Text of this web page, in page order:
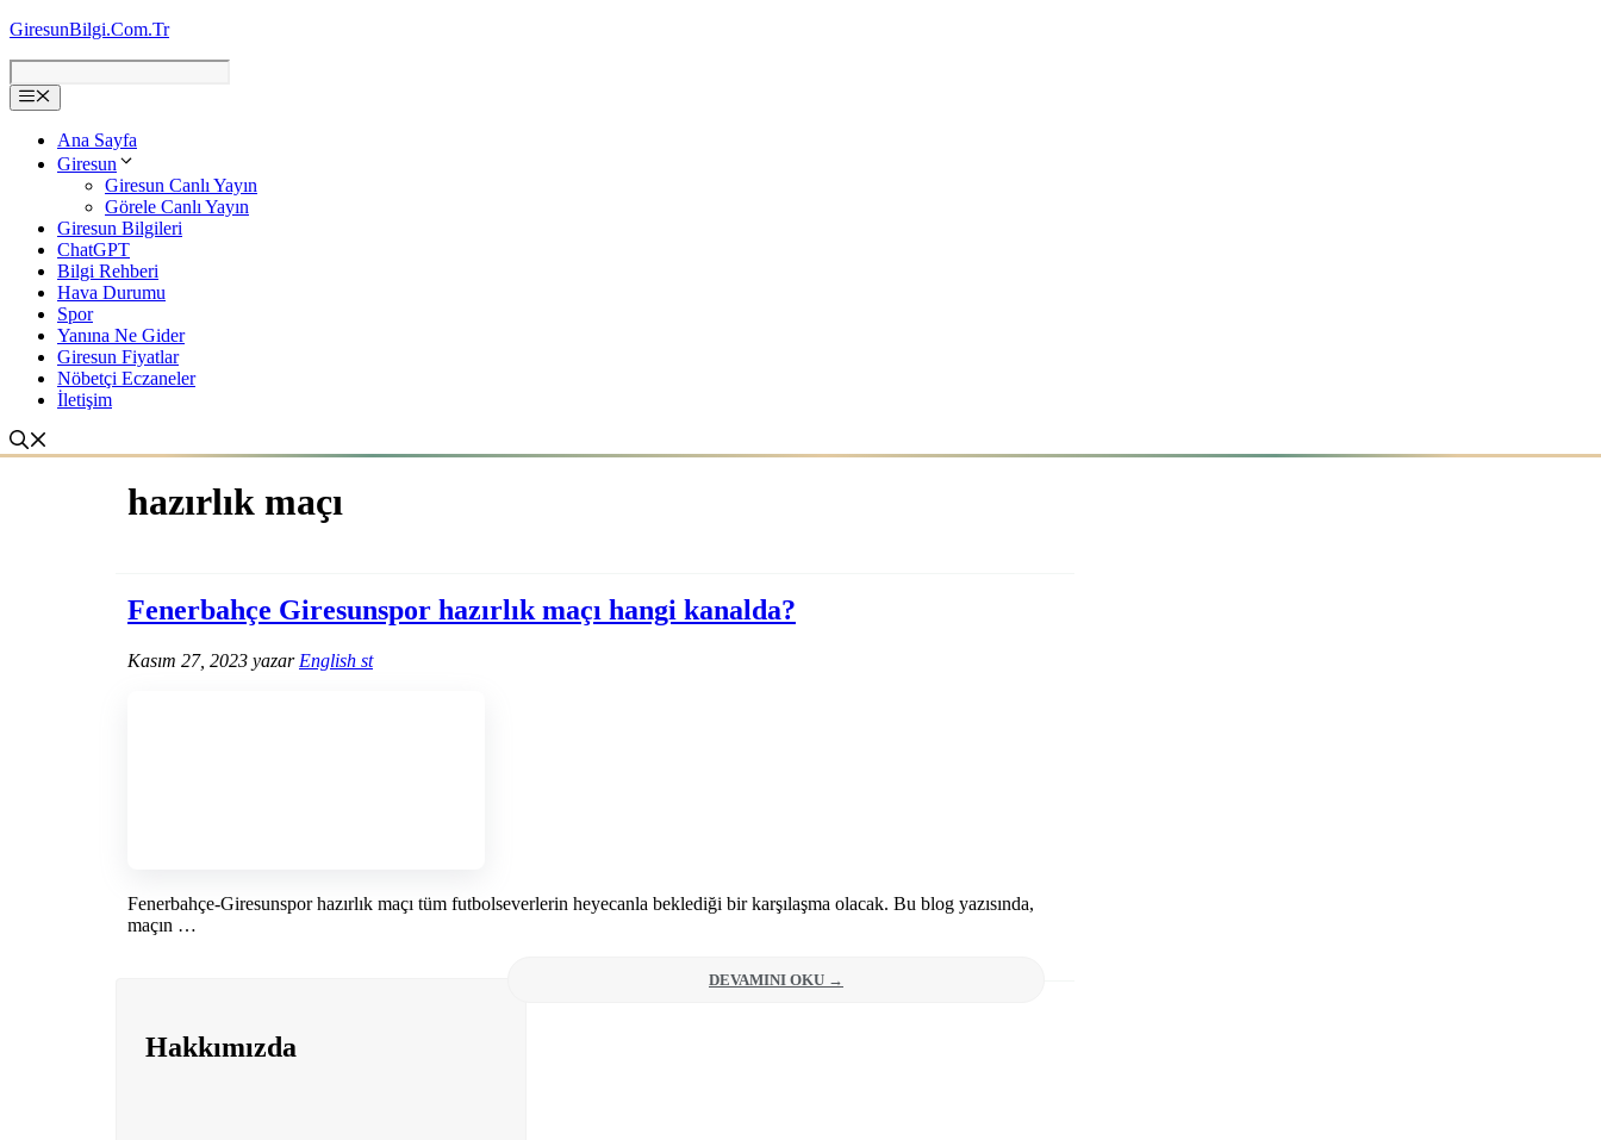
İçeriğe
GiresunBilgi.Com.Tr
Ana Sayfa
Giresun
Giresun Canlı Yayın
Görele Canlı Yayın
Giresun Bilgileri
ChatGPT
Bilgi Rehberi
Hava Durumu
Spor
Yanına Ne Gider
Giresun Fiyatlar
Nöbetçi Eczaneler
İletişim
hazırlık maçı
Fenerbahçe Giresunspor hazırlık maçı hangi kanalda?
Kasım 27, 2023 yazar English st
Fenerbahçe-Giresunspor hazırlık maçı tüm futbolseverlerin heyecanla beklediği bir karşılaşma olacak. Bu blog yazısında,
maçın …
DEVAMINI OKU →
Hakkımızda